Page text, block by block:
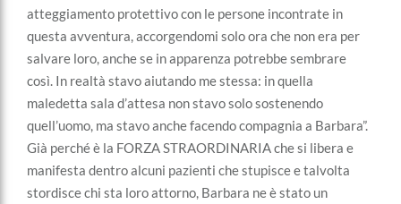
atteggiamento protettivo con le persone incontrate in
questa avventura, accorgendomi solo ora che non era per
salvare loro, anche se in apparenza potrebbe sembrare
così. In realtà stavo aiutando me stessa: in quella
maledetta sala d’attesa non stavo solo sostenendo
quell’uomo, ma stavo anche facendo compagnia a Barbara”.
Già perché è la FORZA STRAORDINARIA che si libera e
manifesta dentro alcuni pazienti che stupisce e talvolta
stordisce chi sta loro attorno, Barbara ne è stato un